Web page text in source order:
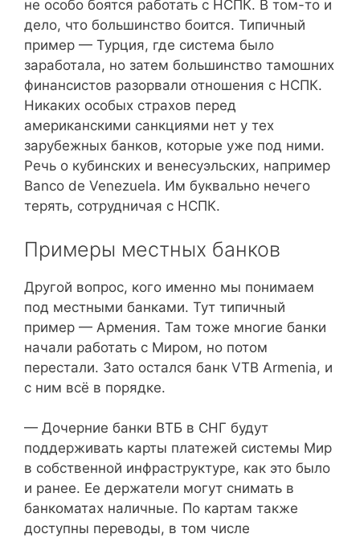
не особо боятся работать с НСПК. В том-то и
дело, что большинство боится. Типичный
пример — Турция, где система было
заработала, но затем большинство тамошних
финансистов разорвали отношения с НСПК.
Никаких особых страхов перед
американскими санкциями нет у тех
зарубежных банков, которые уже под ними.
Речь о кубинских и венесуэльских, например
Banco de Venezuela. Им буквально нечего
терять, сотрудничая с НСПК.
Примеры местных банков
Другой вопрос, кого именно мы понимаем
под местными банками. Тут типичный
пример — Армения. Там тоже многие банки
начали работать с Миром, но потом
перестали. Зато остался банк VTB Armenia, и
с ним всё в порядке.
— Дочерние банки ВТБ в СНГ будут
поддерживать карты платежей системы Мир
в собственной инфраструктуре, как это было
и ранее. Ее держатели могут снимать в
банкоматах наличные. По картам также
доступны переводы, в том числе